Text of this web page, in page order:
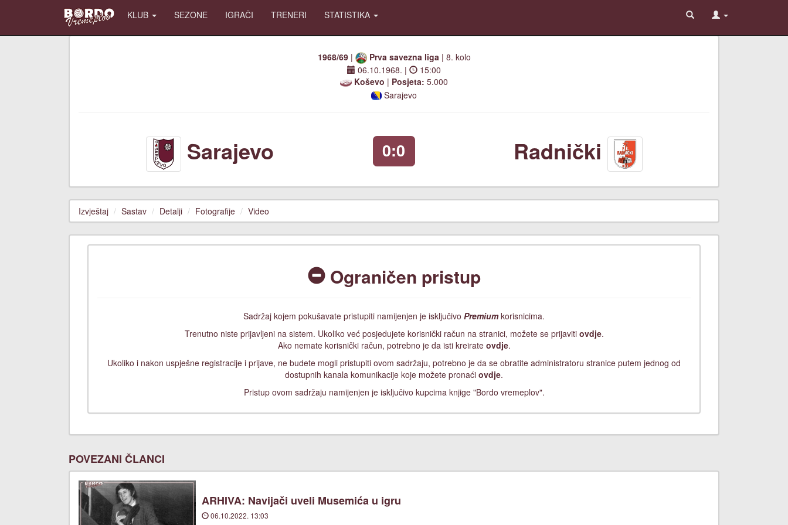
KLUB SEZONE IGRAČI TRENERI STATISTIKA
1968/69| Prva savezna liga| 8. kolo
06.10.1968. |
15:00
Koševo | Posjeta: 5.000
Sarajevo
Sarajevo 0:0 Radnički
Izvještaj Sastav Detalji Fotografije Video
Ograničen pristup
Sadržaj kojem pokušavate pristupiti namijenjen je isključivo Premiumkorisnicima.
Trenutno niste prijavljeni na sistem. Ukoliko već posjedujete korisnički račun na stranici, možete se prijaviti ovdje.
Ako nemate korisnički račun, potrebno je da isti kreirate ovdje.
Ukoliko i nakon uspješne registracije i prijave, ne budete mogli pristupiti ovom sadržaju, potrebno je da se obratite administratoru stranice putem jednog od
dostupnih kanala komunikacije koje možete pronaći ovdje.
Pristup ovom sadržaju namijenjen je isključivo kupcima knjige "Bordo vremeplov".
POVEZANI ČLANCI
ARHIVA: Navijači uveli Musemića u igru
06.10.2022. 13:03